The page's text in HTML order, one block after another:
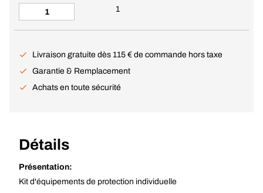
1
Livraison gratuite dès 115 € de commande hors taxe
Garantie & Remplacement
Achats en toute sécurité
Détails
Présentation:
Kit d'équipements de protection individuelle